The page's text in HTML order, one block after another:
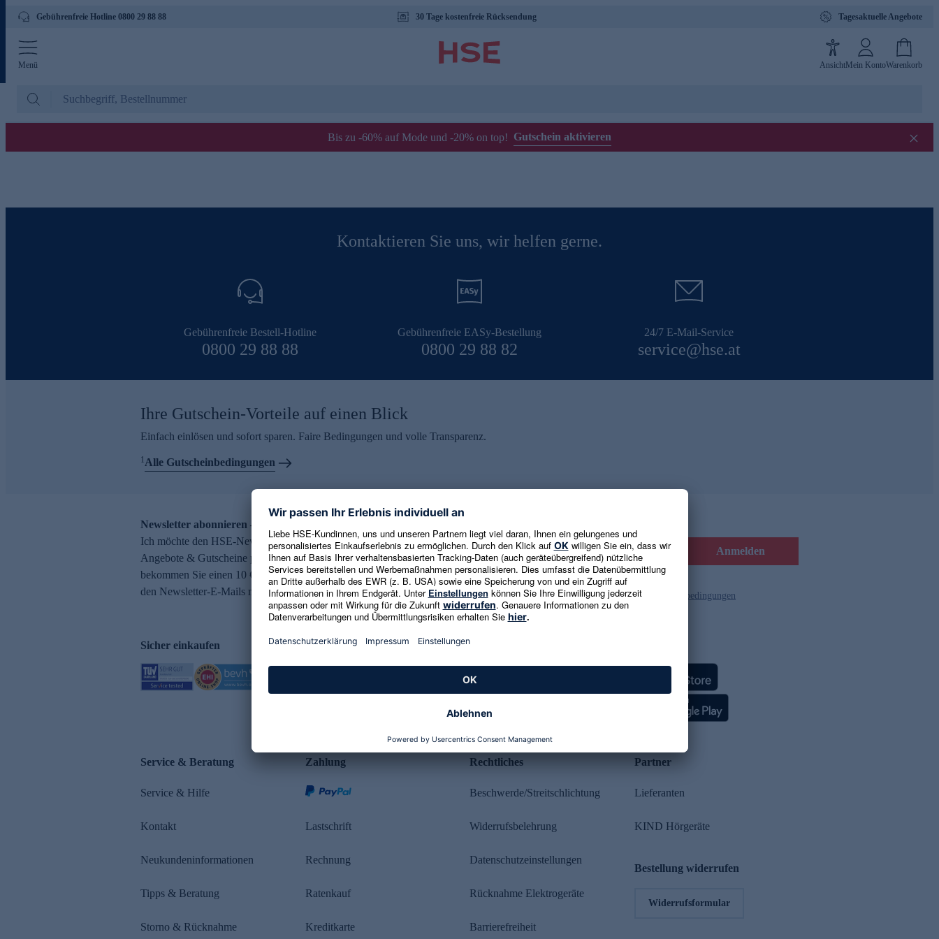
Gebührenfreie Hotline 0800 29 88 88 30 Tage kostenfreie Rücksendung Tagesaktuelle Angebote
Menü AnsichtMein KontoWarenkorb
Bis zu -60% auf Mode und -20% on top! Gutschein aktivieren
Kontaktieren Sie uns, wir helfen gerne.
Gebührenfreie Bestell-Hotline
0800 29 88 88
Gebührenfreie EASy-Bestellung
0800 29 88 82
24/7 E-Mail-Service
service@hse.at
Ihre Gutschein-Vorteile auf einen Blick
Einfach einlösen und sofort sparen. Faire Bedingungen und volle Transparenz.
1Alle Gutscheinbedingungen
Newsletter abonnieren – 10 € Gutschein erhalten
Ich möchte den HSE-Newsletter abonnieren und aktuelle Trends,
Angebote & Gutscheine per E-Mail erhalten. Als Dankeschön
bekommen Sie einen 10 € Gutschein. Eine Abmeldung ist jederzeit in
den Newsletter-E-Mails möglich.
E-Mail-Adresse eingeben Anmelden
Es gelten die Datenschutzrichtlinienund die Gutscheinbedingungen
Sicher einkaufen Kundenbewertung
Service & Beratung
Service & Hilfe
Kontakt
Neukundeninformationen
Tipps & Beratung
Storno & Rücknahme
Zahlung
Lastschrift
Rechnung
Ratenkauf
Kreditkarte
Rechtliches
Beschwerde/Streitschlichtung
Widerrufsbelehrung
Datenschutzeinstellungen
Rücknahme Elektrogeräte
Barrierefreiheit
Partner
Lieferanten
KIND Hörgeräte
Bestellung widerrufen
Widerrufsformular